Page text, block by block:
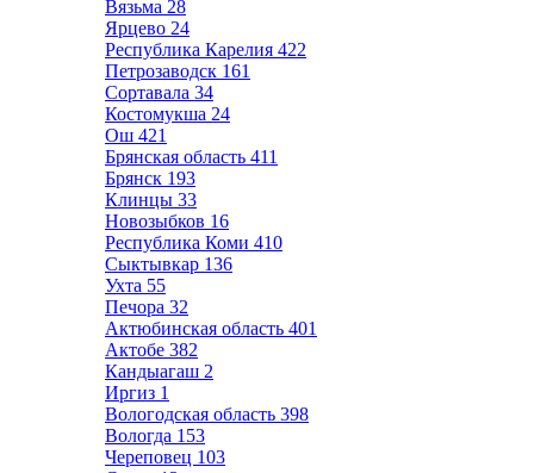
Вязьма 28
Ярцево 24
Республика Карелия 422
Петрозаводск 161
Сортавала 34
Костомукша 24
Ош 421
Брянская область 411
Брянск 193
Клинцы 33
Новозыбков 16
Республика Коми 410
Сыктывкар 136
Ухта 55
Печора 32
Актюбинская область 401
Актобе 382
Кандыагаш 2
Иргиз 1
Вологодская область 398
Вологда 153
Череповец 103